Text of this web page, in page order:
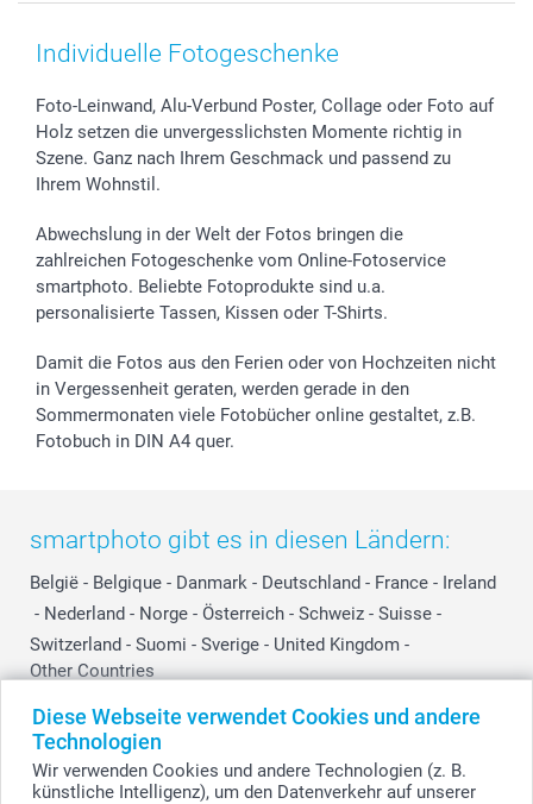
Diese Webseite verwendet Cookies und andere
Technologien
Wir verwenden Cookies und andere Technologien (z. B.
künstliche Intelligenz), um den Datenverkehr auf unserer
Zubehör & Material
Foto-Kalender & Agenden
Sticker & Etiketten
Geschenk-Gutscheine (PDF)
AGB
Presse
Partnerprogramme
Investor Relations
B2B smartbusiness
Widerrufsrecht
Muttertag
Kommunion & Konfirmation
Hochzeit
Geburtstag
Geburt
Zu allen Anlässen
Preise und Versandkosten
48h Lieferung
Zahlungsmöglichkeiten
Anmelden /Registrieren
Sitemap
Status der Bestellung
smartfriends
smartgarantie
smartbonus
Individuelle Fotogeschenke
Foto-Leinwand, Alu-Verbund Poster, Collage oder Foto auf
Holz setzen die unvergesslichsten Momente richtig in
Szene. Ganz nach Ihrem Geschmack und passend zu
Ihrem Wohnstil.
Abwechslung in der Welt der Fotos bringen die
zahlreichen Fotogeschenke vom Online-Fotoservice
smartphoto. Beliebte Fotoprodukte sind u.a.
personalisierte Tassen, Kissen oder T-Shirts.
Damit die Fotos aus den Ferien oder von Hochzeiten nicht
in Vergessenheit geraten, werden gerade in den
Sommermonaten viele Fotobücher online gestaltet, z.B.
Fotobuch in DIN A4 quer.
smartphoto gibt es in diesen Ländern:
België - Belgique - Danmark - Deutschland - France - Ireland
- Nederland - Norge - Österreich - Schweiz - Suisse -
Switzerland - Suomi - Sverige - United Kingdom -
Other Countries
Alle Preise verstehen sich in Schweizer Franken (CHF) inkl. MwSt. und zzgl.
Versandkosten.